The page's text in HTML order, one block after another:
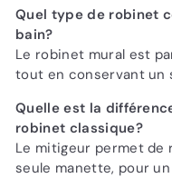
Quel type de robinet
bain?
Le robinet mural est
tout en conservant un
Quelle est la
robinet classique?
Le mitigeur permet de
seule manette, pour